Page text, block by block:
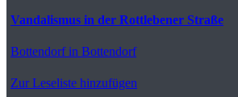
Vandalismus in der Rottlebener Straße
Bottendorfin Bottendorf
Zur Leseliste hinzufügen